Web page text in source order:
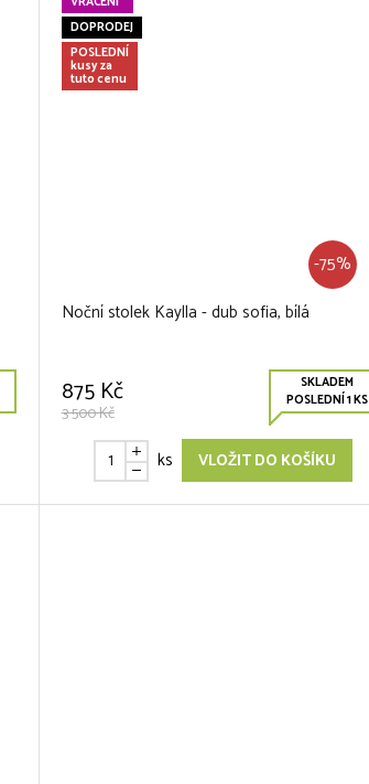
DOPRODEJ
POSLEDNÍ
kusy za
tuto cenu
-75%
Noční stolek Kaylla - dub sofia, bílá
875 Kč
3 500 Kč
SKLADEM
POSLEDNÍ 1 KS
ks VLOŽIT DO KOŠÍKU